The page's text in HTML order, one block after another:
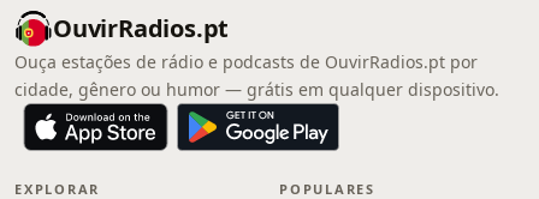
OuvirRadios.pt
Ouça estações de rádio e podcasts de OuvirRadios.pt por
cidade, gênero ou humor — grátis em qualquer dispositivo.
EXPLORAR POPULARES